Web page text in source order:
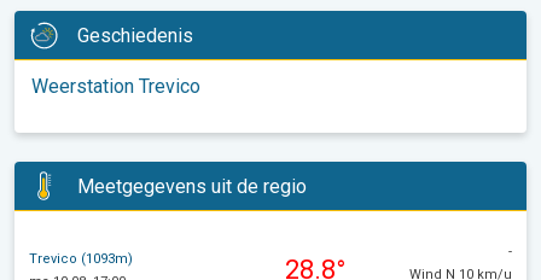
Geschiedenis
Weerstation Trevico
Meetgegevens uit de regio
Trevico (1093m)
28.8°
-
Wind N 10 km/u